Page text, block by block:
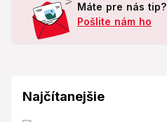
Máte pre nás tip?
Pošlite nám ho
Najčítanejšie